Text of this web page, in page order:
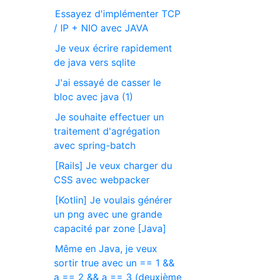
Essayez d'implémenter TCP
/ IP + NIO avec JAVA
Je veux écrire rapidement
de java vers sqlite
J'ai essayé de casser le
bloc avec java (1)
Je souhaite effectuer un
traitement d'agrégation
avec spring-batch
[Rails] Je veux charger du
CSS avec webpacker
[Kotlin] Je voulais générer
un png avec une grande
capacité par zone [Java]
Même en Java, je veux
sortir true avec un == 1 &&
a == 2 && a == 3 (deuxième